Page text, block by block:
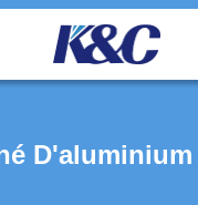
D'aluminium